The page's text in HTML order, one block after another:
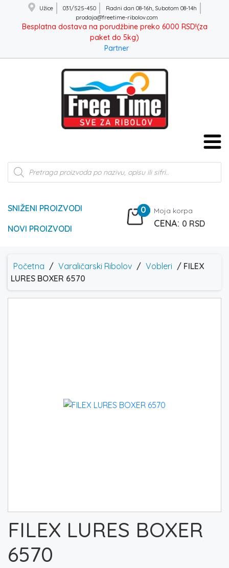
Užice 031/525-450
Radni dan 08-16h, Subotom 08-14h
prodaja@freetime-ribolov.com
Besplatna dostava na porudžbine preko 6000 RSD!(za
paket do 5kg)
Partner
Products
search
SNIŽENI PROIZVODI
NOVI PROIZVODI
0 Moja korpa
0 RSD
Početna / Varaličarski Ribolov / Vobleri / FILEX
LURES BOXER 6570
FILEX LURES BOXER
6570